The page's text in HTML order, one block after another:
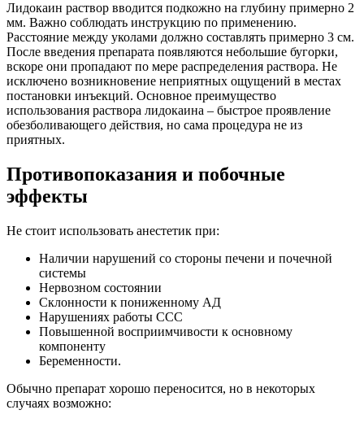
Лидокаин раствор вводится подкожно на глубину примерно 2
мм. Важно соблюдать инструкцию по применению.
Расстояние между уколами должно составлять примерно 3 см.
После введения препарата появляются небольшие бугорки,
вскоре они пропадают по мере распределения раствора. Не
исключено возникновение неприятных ощущений в местах
постановки инъекций. Основное преимущество
использования раствора лидокаина – быстрое проявление
обезболивающего действия, но сама процедура не из
приятных.
Противопоказания и побочные
эффекты
Не стоит использовать анестетик при:
Наличии нарушений со стороны печени и почечной
системы
Нервозном состоянии
Склонности к пониженному АД
Нарушениях работы ССС
Повышенной восприимчивости к основному
компоненту
Беременности.
Обычно препарат хорошо переносится, но в некоторых
случаях возможно: